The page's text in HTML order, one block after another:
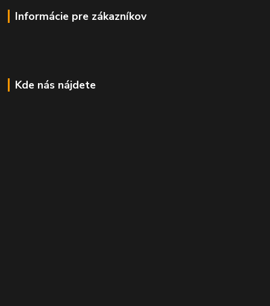
Informácie pre zákazníkov
Kde nás nájdete